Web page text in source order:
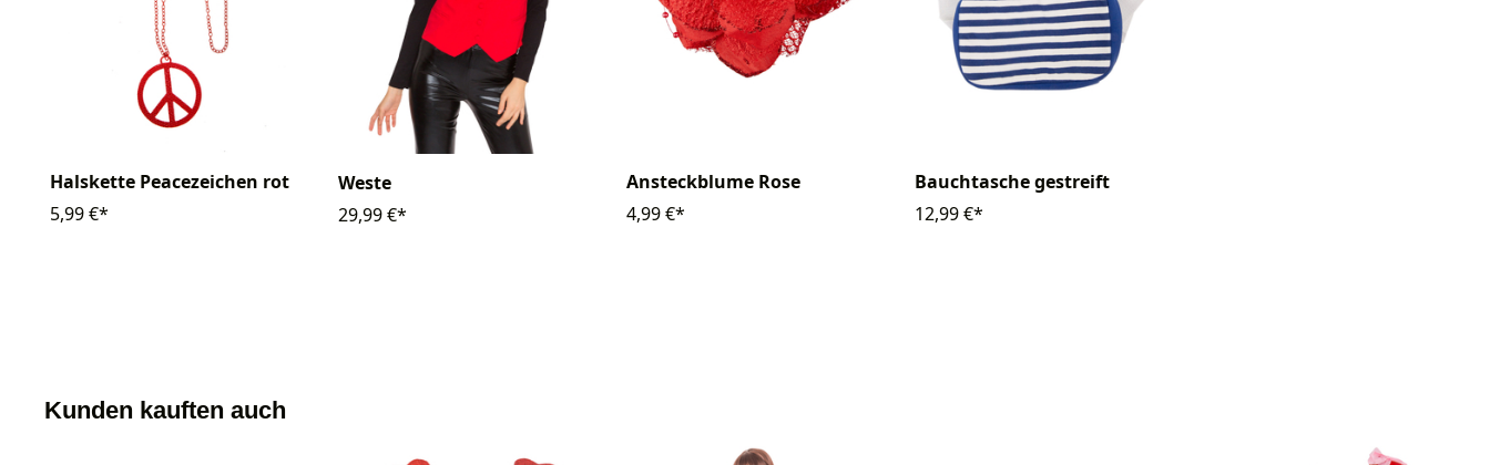
Halskette Peacezeichen rot
5,99 €*
Weste
29,99 €*
Ansteckblume Rose
4,99 €*
Bauchtasche gestreift
12,99 €*
Kunden kauften auch